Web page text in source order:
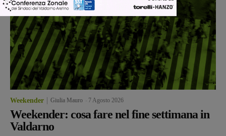
Weekender Giulia Mauro 7 Agosto 2026
Weekender: cosa fare nel fine settimana in
Valdarno